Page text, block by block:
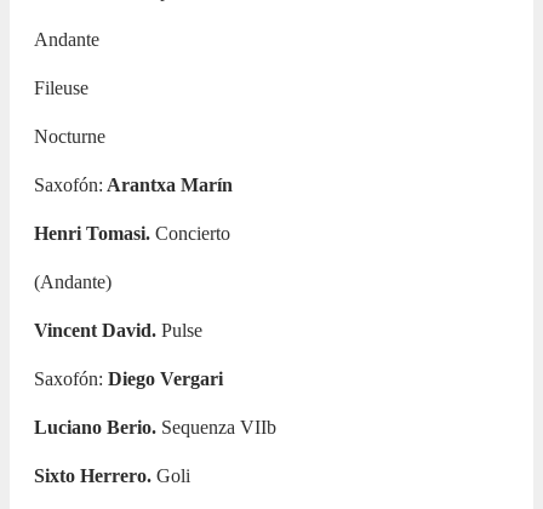
Andante
Fileuse
Nocturne
Saxofón: Arantxa Marín
Henri Tomasi. Concierto
(Andante)
Vincent David. Pulse
Saxofón: Diego Vergari
Luciano Berio. Sequenza VIIb
Sixto Herrero. Goli